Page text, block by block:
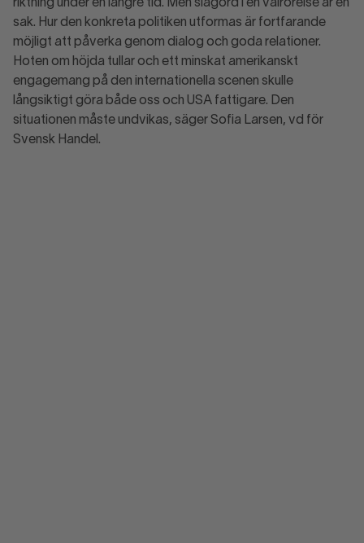
riktning under en längre tid. Men slagord i en valrörelse är en
sak. Hur den konkreta politiken utformas är fortfarande
möjligt att påverka genom dialog och goda relationer.
Hoten om höjda tullar och ett minskat amerikanskt
engagemang på den internationella scenen skulle
långsiktigt göra både oss och USA fattigare. Den
situationen måste undvikas, säger Sofia Larsen, vd för
Svensk Handel.